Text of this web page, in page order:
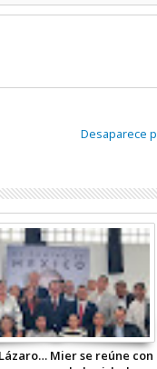
Desaparece
| “…es posible